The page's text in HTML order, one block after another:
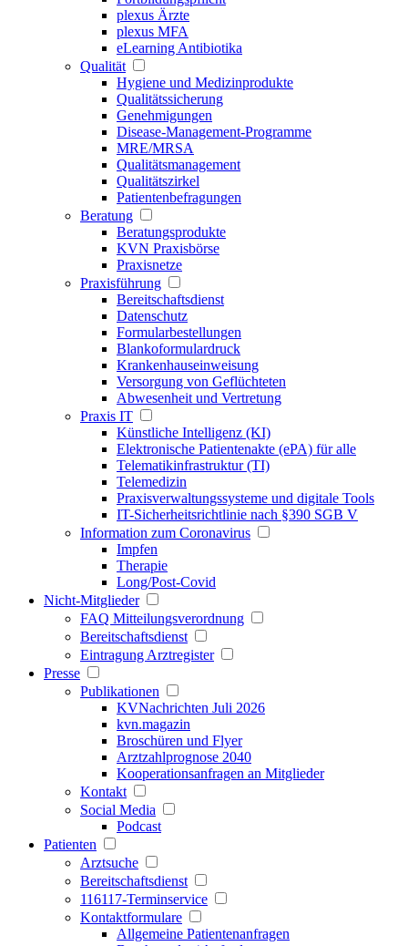
plexus Ärzte
plexus MFA
eLearning Antibiotika
Qualität
Hygiene und Medizinprodukte
Qualitätssicherung
Genehmigungen
Disease-Management-Programme
MRE/MRSA
Qualitätsmanagement
Qualitätszirkel
Patientenbefragungen
Beratung
Beratungsprodukte
KVN Praxisbörse
Praxisnetze
Praxisführung
Bereitschaftsdienst
Datenschutz
Formularbestellungen
Blankoformulardruck
Krankenhauseinweisung
Versorgung von Geflüchteten
Abwesenheit und Vertretung
Praxis IT
Künstliche Intelligenz (KI)
Elektronische Patientenakte (ePA) für alle
Telematikinfrastruktur (TI)
Telemedizin
Praxisverwaltungssysteme und digitale Tools
IT-Sicherheitsrichtlinie nach §390 SGB V
Information zum Coronavirus
Impfen
Therapie
Long/Post-Covid
Nicht-Mitglieder
FAQ Mitteilungsverordnung
Bereitschaftsdienst
Eintragung Arztregister
Presse
Publikationen
KVNachrichten Juli 2026
kvn.magazin
Broschüren und Flyer
Arztzahlprognose 2040
Kooperationsanfragen an Mitglieder
Kontakt
Social Media
Podcast
Patienten
Arztsuche
Bereitschaftsdienst
116117-Terminservice
Kontaktformulare
Allgemeine Patientenanfragen